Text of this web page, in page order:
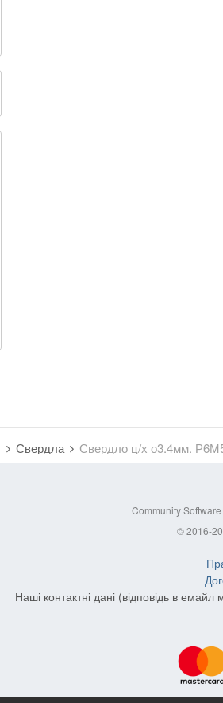
Свердла Свердло ц/х о3.4мм.
Community
© 2016-
Наші контактні дані (відповідь в